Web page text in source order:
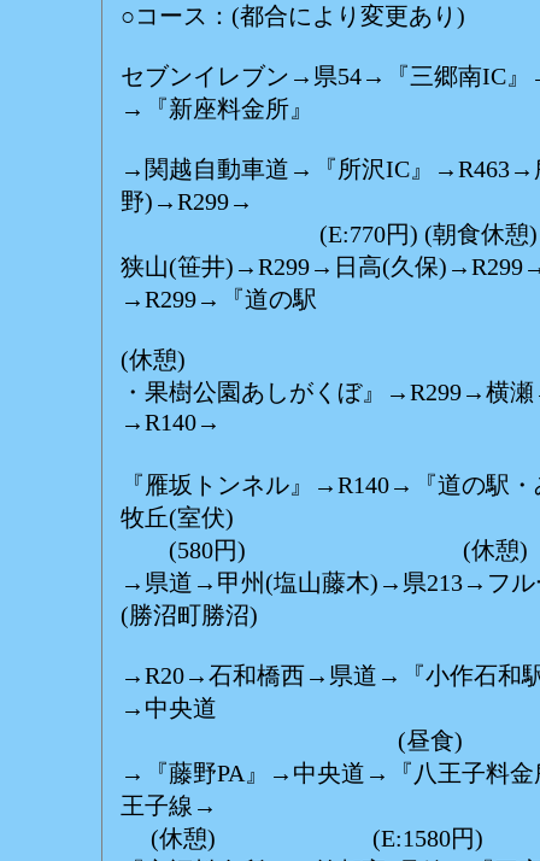
○コース：(都合により変更あり)
セブンイレブン→県54→『三郷南IC
→『新座料金所』
→関越自動車道→『所沢IC』
野)→R299→
(E:770円) (朝食休憩)
狭山(笹井)→R299→日高(久保
→R299→『道の駅
(休憩)
・果樹公園あしがくぼ』→R299→横
→R140→
『雁坂トンネル』→R140→『道の駅
牧丘(室伏)
(580円) (休憩)
→県道→甲州(塩山藤木)→県213→フ
(勝沼町勝沼)
→R20→石和橋西→県道→『小作石和
→中央道
(昼食)
→『藤野PA』→中央道→『八王子料
王子線→
(休憩)